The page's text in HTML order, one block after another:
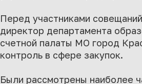
Перед участниками
директор департамента
счетной палаты МО город
контроль в сфере закупок.
Были рассмотрены наиболее